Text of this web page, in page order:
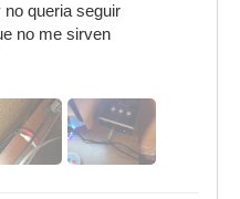
queria seguir
no me sirven